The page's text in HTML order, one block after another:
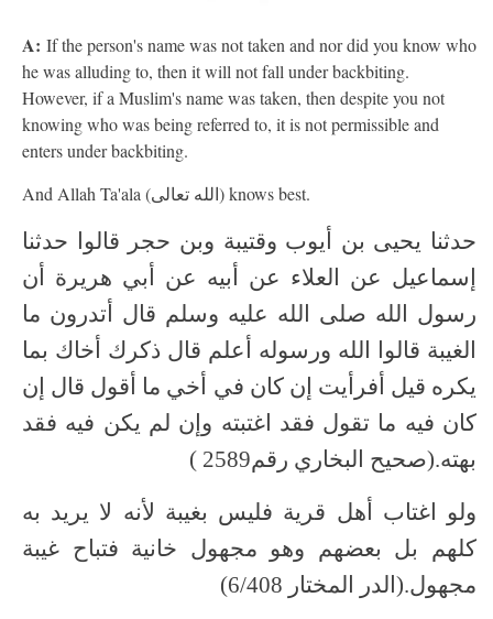
A: If the person's name was not taken and nor did you know who
he was alluding to, then it will not fall under backbiting.
However, if a Muslim's name was taken, then despite you not
knowing who was being referred to, it is not permissible and
enters under backbiting.
And Allah Ta'ala (الله تعالى) knows best.
حدثنا يحيى بن أيوب وقتيبة وبن حجر قالوا حدثنا
إسماعيل عن العلاء عن أبيه عن أبي هريرة أن
رسول الله صلى الله عليه وسلم قال أتدرون ما
الغيبة قالوا الله ورسوله أعلم قال ذكرك أخاك بما
يكره قيل أفرأيت إن كان في أخي ما أقول قال إن
كان فيه ما تقول فقد اغتبته وإن لم يكن فيه فقد
بهته.(صحيح البخاري رقم2589 )
ولو اغتاب أهل قرية فليس بغيبة لأنه لا يريد به
كلهم بل بعضهم وهو مجهول خانية فتباح غيبة
مجهول.(الدر المختار 6/408)